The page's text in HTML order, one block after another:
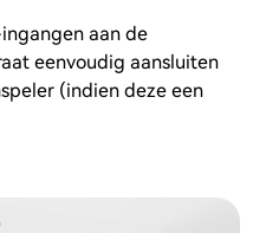
aan de
eenvoudig aansluiten
(indien deze een